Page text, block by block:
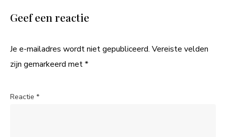
Geef een reactie
Je e-mailadres wordt niet gepubliceerd. Vereiste velden
zijn gemarkeerd met*
Reactie *